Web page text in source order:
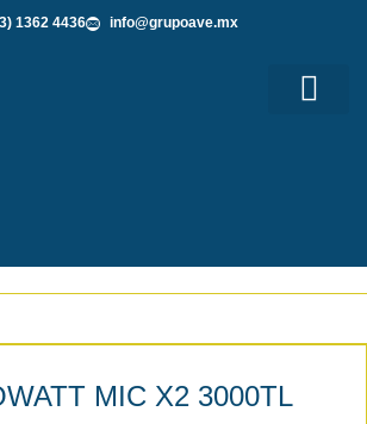
1362 4436 info@grupoave.mx
MIC X2 3000TL